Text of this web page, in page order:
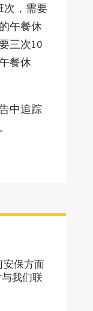
次，需要
午餐休
三次10
餐休
中追踪
安保方面
我们联